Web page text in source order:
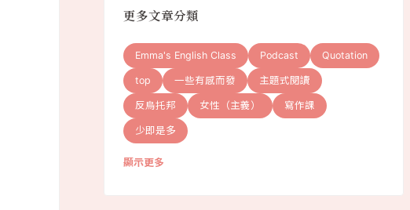
更多文章分類
Emma's English Class Podcast Quotation
top 一些有感而發 主題式閱讀
反烏托邦 女性（主義） 寫作課
少即是多
顯示更多